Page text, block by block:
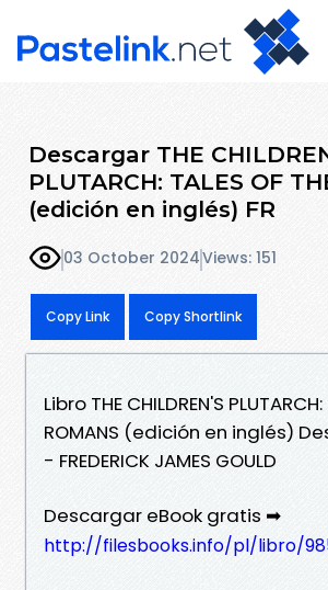
Descargar THE
PLUTARCH: TALES OF
(edición en inglés) FR
03 October 2024Views: 151
Copy Link Copy Shortlink
Libro THE CHILDREN'S PLUTARCH:
ROMANS (edición en inglés)
- FREDERICK JAMES GOULD
Descargar eBook gratis ➡
http://filesbooks.info/pl/libro/